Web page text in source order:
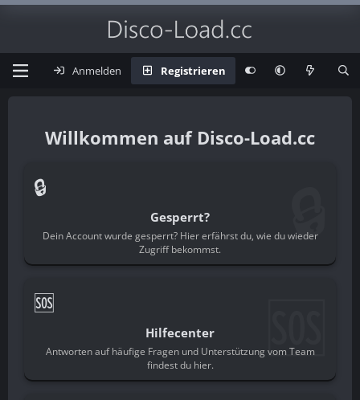
Anmelden Registrieren
Disco-Load.cc
🔒
Gesperrt?
Dein Account wurde gesperrt? Hier erfährst du, wie du wieder
Zugriff bekommst.
🔒
🆘
Hilfecenter
Antworten auf häufige Fragen und Unterstützung vom Team
findest du hier.
🆘